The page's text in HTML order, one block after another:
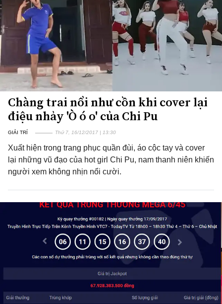
Chàng trai nổi như cồn khi cover lại
điệu nhảy 'Ò ó o' của Chi Pu
GIẢI TRÍ Thứ 7, 16/12/2017 | 13:30
Xuất hiện trong trang phục quần đùi, áo cộc tay và cover
lại những vũ đạo của hot girl Chi Pu, nam thanh niên khiến
người xem không nhịn nổi cười.